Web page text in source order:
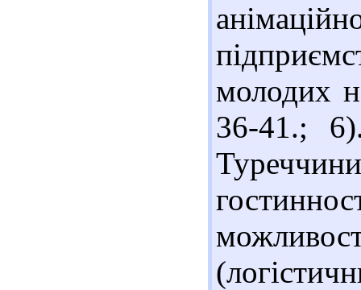
молодих
36-41.;